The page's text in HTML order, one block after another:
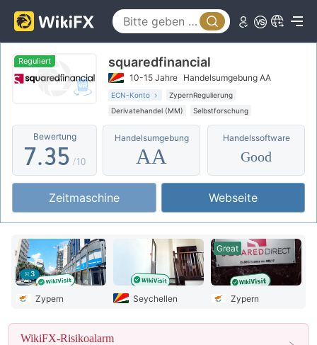
Reguliert squaredfinancial
10-15 Jahre Handelsumgebung AA
ECN-Konto
ZypernRegulierung
Derivatehandel (MM)
Selbstforschung
Geschäftsregion verdächtig
Hohes potenzielles Risiko
Offshore-Regulierung
Bewertung
2
3
4
6
7
8
9
.
0
2
3
4
5
6
7
8
9
0
1
2
4
5
6
7
8
9
/10
Handelsumgebung
AA
Handelssoftware
Good
Zeitmaschine Webseite
3
Zypern Seychellen
Great
Zypern
WikiFX-Risikoalarm